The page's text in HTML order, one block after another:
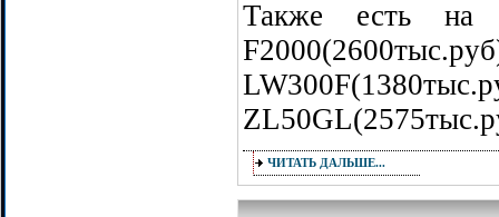
Также есть на
ЧИТАТЬ ДАЛЬШЕ...